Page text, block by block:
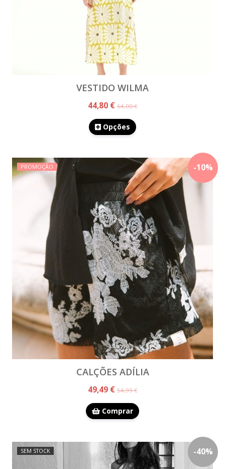
VESTIDO WILMA
44,80 €64,00 €
Opções
-10%
PROMOÇÃO
CALÇÕES ADÍLIA
49,49 €54,99 €
Comprar
-40%
SEM STOCK